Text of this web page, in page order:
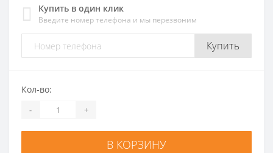
Купить в один клик
Введите номер телефона и мы перезвоним
Купить
Кол-во:
- +
В КОРЗИНУ